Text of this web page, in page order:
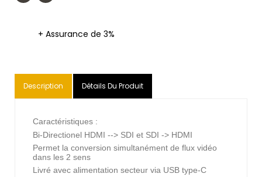
+ Assurance de 3%
Description Détails Du Produit
Caractéristiques :
Bi-Directionel HDMI --> SDI et SDI -> HDMI
Permet la conversion simultanément de flux vidéo
dans les 2 sens
Livré avec alimentation secteur via USB type-C